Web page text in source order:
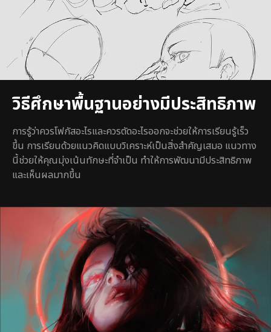
วิธีศึกษาพื้นฐานอย่างมีประสิทธิภาพ
การรู้ว่าควรโฟกัสอะไรและควรตัดอะไรออกจะช่วยให้การเรียนรู้เร็ว
ขึ้น การเรียนด้วยแนวคิดแบบวิเคราะห์เป็นสิ่งสำคัญเสมอ แนวทาง
นี้ช่วยให้คุณมุ่งเน้นทักษะที่จำเป็น ทำให้การพัฒนามีประสิทธิภาพ
และเห็นผลมากขึ้น